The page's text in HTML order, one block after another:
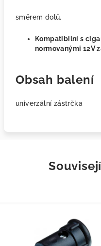
směrem dolů.
Kompatibilní s
normovanými 12V
Obsah balení
univerzální zástrčka